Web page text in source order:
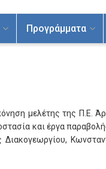
Προγράμματα
μελέτης της Π.Ε.
και έργα